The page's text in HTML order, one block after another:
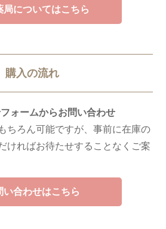
局についてはこちら
購入の流れ
ォームからお問い合わせ
ちろん可能ですが、事前に在庫の
ければお待たせすることなくご案
い合わせはこちら